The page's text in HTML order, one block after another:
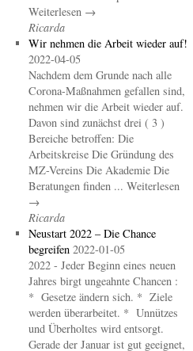
Weiterlesen →
Ricarda
Wir nehmen die Arbeit wieder auf!
2022-04-05
Nachdem dem Grunde nach alle
Corona-Maßnahmen gefallen sind,
nehmen wir die Arbeit wieder auf.
Davon sind zunächst drei ( 3 )
Bereiche betroffen: Die
Arbeitskreise Die Gründung des
MZ-Vereins Die Akademie Die
Beratungen finden ... Weiterlesen
→
Ricarda
Neustart 2022 – Die Chance
begreifen 2022-01-05
2022 - Jeder Beginn eines neuen
Jahres birgt ungeahnte Chancen :
* Gesetze ändern sich. * Ziele
werden überarbeitet. * Unnützes
und Überholtes wird entsorgt.
Gerade der Januar ist gut geeignet,